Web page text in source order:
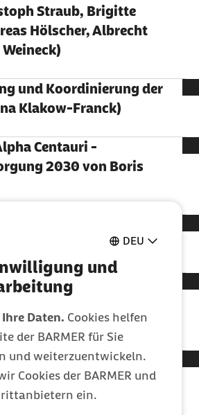
DEU
und
Daten. Cookies helfen
der BARMER für Sie
und weiterzuentwickeln.
Cookies der BARMER und
ein.
Straub, Brigitte
Hölscher, Albrecht
und Koordinierung der
Klakow-Franck)
Centauri -
2030 von Boris
Auslandsversicherten
Sonja Schillo, Jürgen
im
(Danny Wende, Ines